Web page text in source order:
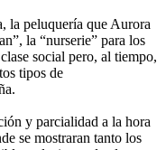
la peluquería que Aurora
la “nurserie” para los
social pero, al tiempo,
tipos de
y parcialidad a la hora
se mostraran tanto los